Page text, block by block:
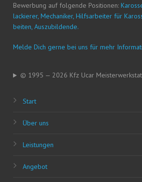
Bewer­bung auf fol­gen­de Posi­tio­nen:
la­ckie­rer, Mecha­ni­ker, Hilfs­ar­bei­ter für
bei­ten, Auszubildende.
Mel­de Dich ger­ne bei uns für mehr
© 1995 — 2026 Kfz Ucar
Start
Über uns
Leis­tun­gen
Ange­bot